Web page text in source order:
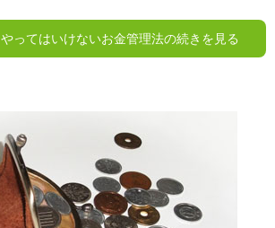
やってはいけないお金管理法の続きを見る